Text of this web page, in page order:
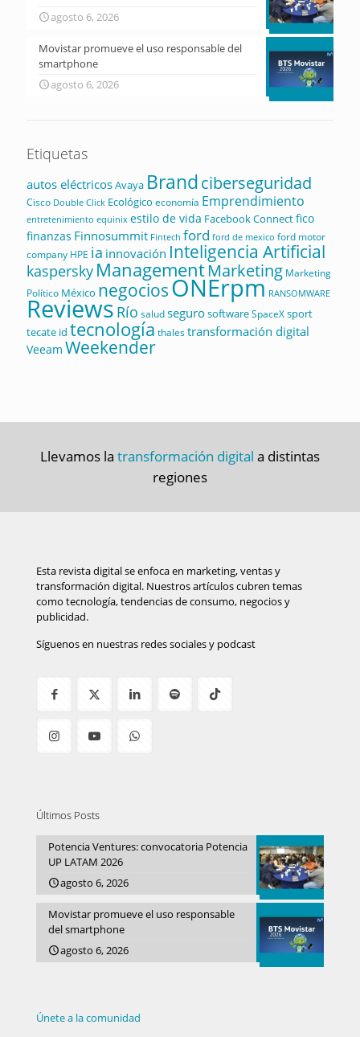
agosto 6, 2026
Movistar promueve el uso responsable del
smartphone
agosto 6, 2026
Etiquetas
autos eléctricosAvaya Brandciberseguridad
Cisco Double Click Ecológico economía Emprendimiento
entretenimiento equinix estilo de vida Facebook Connectfico
finanzas Finnosummit Fintech ford ford de mexico ford motor
company HPE ia innovación Inteligencia Artificial
kaspersky ManagementMarketing Marketing
Político México negociosONErpm RANSOMWARE
Reviews Río saludsegurosoftwareSpaceXsport
tecate id tecnología thalestransformación digital
Veeam Weekender
Llevamos la transformación digital a distintas
regiones
Esta revista digital se enfoca en marketing, ventas y
transformación digital. Nuestros artículos cubren temas
como tecnología, tendencias de consumo, negocios y
publicidad.
Síguenos en nuestras redes sociales y podcast
Últimos Posts
Potencia Ventures: convocatoria Potencia
UP LATAM 2026
agosto 6, 2026
Movistar promueve el uso responsable
del smartphone
agosto 6, 2026
Únete a la comunidad